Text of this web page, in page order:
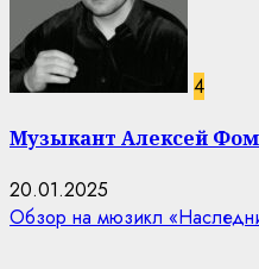
4
Музыкант Алексей
20.01.2025
Обзор на мюзикл